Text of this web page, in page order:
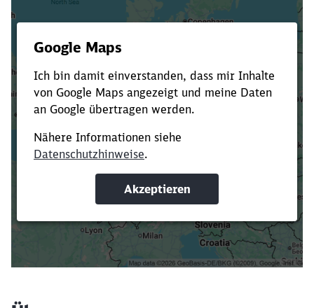
Verkürze die Ladezeit, indem du Suchbegriffe
oder Filter hinzufügst.
Suchbegriffe eingeben
Filter setzen